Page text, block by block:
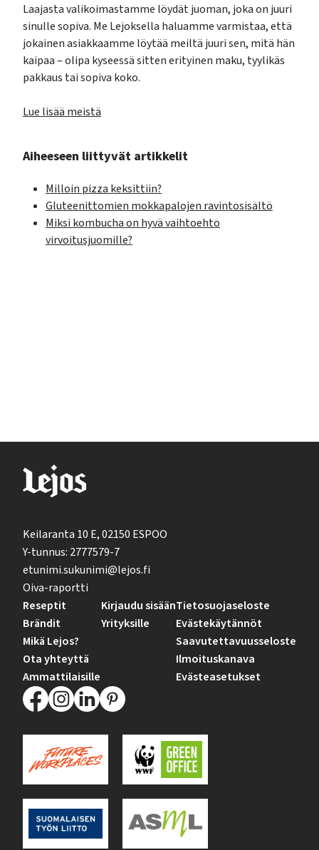
Laajasta valikoimastamme löydät juoman, joka on juuri
sinulle sopiva. Me Lejoksella haluamme varmistaa, että
jokainen asiakkaamme löytää meiltä juuri sen, mitä hän
kaipaa – olipa kyseessä sitten erityinen maku, tyylikäs
pakkaus tai sopiva koko.
Lue lisää meistä
Aiheeseen liittyvät artikkelit
Milloin pizza keksittiin?
Gluteenittomien mokkapalojen ravintosisältö
Miksi kombucha on hyvä vaihtoehto
virvoitusjuomille?
Keilaranta 10 E, 02150 ESPOO
Y-tunnus: 2777579-7
etunimi.sukunimi@lejos.fi
Oiva-raportti
Reseptit
Brändit
Mikä Lejos?
Ota yhteyttä
Ammattilaisille
Kirjaudu sisään
Yrityksille
Tietosuojaseloste
Evästekäytännöt
Saavutettavuusseloste
Ilmoituskanava
Evästeasetukset